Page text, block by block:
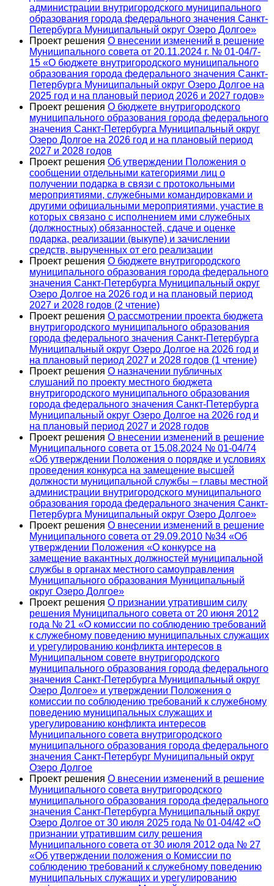
администрации внутригородского муниципального
образования города федерального значения Санкт-
Петербурга Муниципальный округ Озеро Долгое»
Проект решения О внесении изменений в решение
Муниципального совета от 20.11.2024 г. № 01-04/7-
15 «О бюджете внутригородского муниципального
образования города федерального значения Санкт-
Петербурга Муниципальный округ Озеро Долгое на
2025 год и на плановый период 2026 и 2027 годов»
Проект решения О бюджете внутригородского
муниципального образования города федерального
значения Санкт-Петербурга Муниципальный округ
Озеро Долгое на 2026 год и на плановый период
2027 и 2028 годов
Проект решения Об утверждении Положения о
сообщении отдельными категориями лиц о
получении подарка в связи с протокольными
мероприятиями, служебными командировками и
другими официальными мероприятиями, участие в
которых связано с исполнением ими служебных
(должностных) обязанностей, сдаче и оценке
подарка, реализации (выкупе) и зачислении
средств, вырученных от его реализации
Проект решения О бюджете внутригородского
муниципального образования города федерального
значения Санкт-Петербурга Муниципальный округ
Озеро Долгое на 2026 год и на плановый период
2027 и 2028 годов (2 чтение)
Проект решения О рассмотрении проекта бюджета
внутригородского муниципального образования
города федерального значения Санкт-Петербурга
Муниципальный округ Озеро Долгое на 2026 год и
на плановый период 2027 и 2028 годов (1 чтение)
Проект решения О назначении публичных
слушаний по проекту местного бюджета
внутригородского муниципального образования
города федерального значения Санкт-Петербурга
Муниципальный округ Озеро Долгое на 2026 год и
на плановый период 2027 и 2028 годов
Проект решения О внесении изменений в решение
Муниципального совета от 15.08.2024 № 01-04/74
«Об утверждении Положения о порядке и условиях
проведения конкурса на замещение высшей
должности муниципальной службы – главы местной
администрации внутригородского муниципального
образования города федерального значения Санкт-
Петербурга Муниципальный округ Озеро Долгое»
Проект решения О внесении изменений в решение
Муниципального совета от 29.09.2010 №34 «Об
утверждении Положения «О конкурсе на
замещение вакантных должностей муниципальной
службы в органах местного самоуправления
Муниципального образования Муниципальный
округ Озеро Долгое»
Проект решения О признании утратившим силу
решения Муниципального совета от 20 июня 2012
года № 21 «О комиссии по соблюдению требований
к служебному поведению муниципальных служащих
и урегулированию конфликта интересов в
Муниципальном совете внутригородского
муниципального образования города федерального
значения Санкт-Петербурга Муниципальный округ
Озеро Долгое» и утверждении Положения о
комиссии по соблюдению требований к служебному
поведению муниципальных служащих и
урегулированию конфликта интересов
Муниципального совета внутригородского
муниципального образования города федерального
значения Санкт-Петербург Муниципальный округ
Озеро Долгое
Проект решения О внесении изменений в решение
Муниципального совета внутригородского
муниципального образования города федерального
значения Санкт-Петербурга Муниципальный округ
Озеро Долгое от 30 июля 2025 года № 01-04/42 «О
признании утратившим силу решения
Муниципального совета от 30 июля 2012 ода № 27
«Об утверждении положения о Комиссии по
соблюдению требований к служебному поведению
муниципальных служащих и урегулированию